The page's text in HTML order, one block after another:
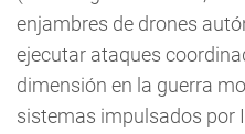
enjambres de drones
ejecutar ataques
dimensión en la guerra
sistemas impulsados por